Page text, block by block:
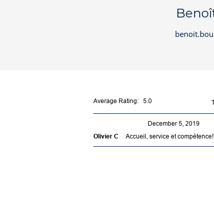
Average Rating: 5.0
December 5, 2019
Olivier C Accueil, service et compétence!